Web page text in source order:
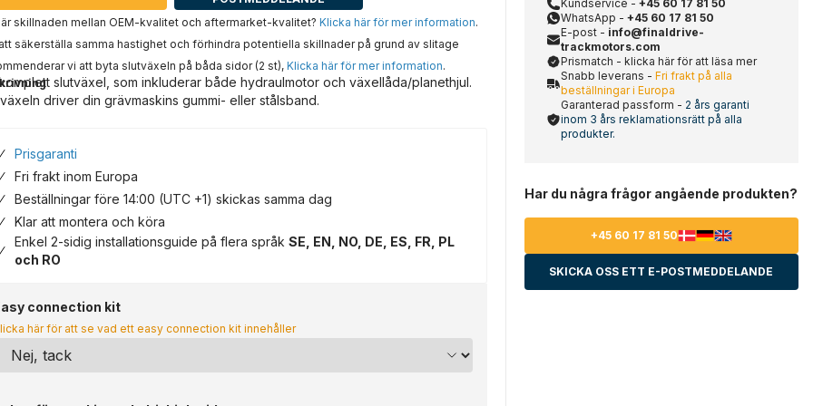
är skillnaden mellan OEM-kvalitet och aftermarket-kvalitet? Klicka här för mer information.
säkerställa samma hastighet och förhindra potentiella skillnader på grund av slitage
vi att byta slutväxeln på båda sidor (2 st), Klicka här för mer information.
slutväxel, som inkluderar både hydraulmotor och växellåda/planethjul.
driver din grävmaskins gummi- eller stålsband.
Prisgaranti
Fri frakt inom Europa
Beställningar före 14:00 (UTC +1) skickas samma dag
Klar att montera och köra
Enkel 2-sidig installationsguide på flera språk SE, EN, NO, DE, ES, FR, PL
och RO
connection kit
här för att se vad ett easy connection kit innehåller
Kundservice - +45 60 17 81 50
WhatsApp - +45 60 17 81 50
E-post - info@finaldrive-
trackmotors.com
Prismatch - klicka här för att läsa mer
Snabb leverans - Fri frakt på alla
beställningar i Europa
Garanterad passform - 2 års garanti
inom 3 års reklamationsrätt på alla
produkter.
Har du några frågor angående produkten?
+45 60 17 81 50
SKICKA OSS ETT E-POSTMEDDELANDE